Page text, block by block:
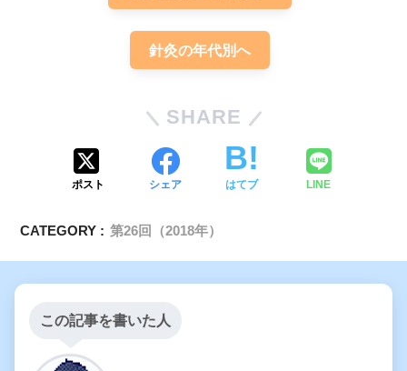
針灸の年代別へ
SHARE
ポスト シェア はてブ LINE
CATEGORY : 第26回（2018年）
この記事を書いた人